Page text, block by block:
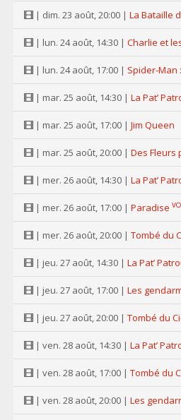
| dim. 23 août, 20:00 | La Bataille
| lun. 24 août, 14:30 | Charlie et
| lun. 24 août, 17:00 | Spider-Man
| mar. 25 août, 14:30 | La Pat’
| mar. 25 août, 17:00 | Jim Queen
| mar. 25 août, 20:00 | Des Fleurs
| mer. 26 août, 14:30 | La Pat’
| mer. 26 août, 17:00 | Paradise
| mer. 26 août, 20:00 | Tombé du
| jeu. 27 août, 14:30 | La Pat’
| jeu. 27 août, 17:00 | Les
| jeu. 27 août, 20:00 | Tombé du
| ven. 28 août, 14:30 | La Pat’
| ven. 28 août, 17:00 | Tombé du
| ven. 28 août, 20:00 | Les